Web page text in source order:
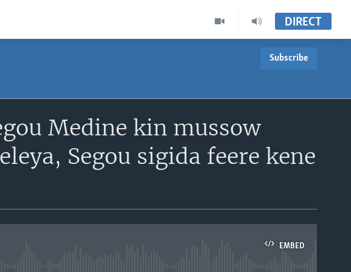
DIRECT
Subscribe
Medine kin mussow
Segou sigida feere kene
EMBED